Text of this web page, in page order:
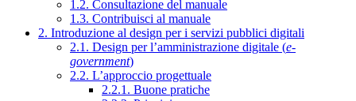
1.2. Consultazione del manuale
1.3. Contribuisci al manuale
2. Introduzione al design per i servizi pubblici digitali
2.1. Design per l’amministrazione digitale (e-
government)
2.2. L’approccio progettuale
2.2.1. Buone pratiche